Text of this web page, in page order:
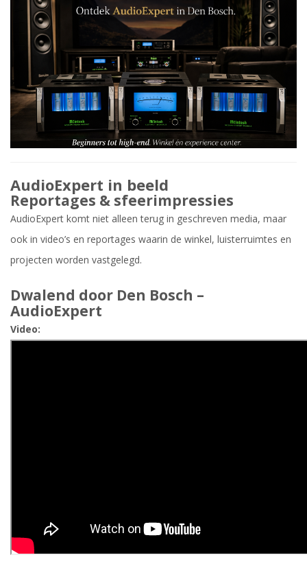
AudioExpert in beeld
Reportages & sfeerimpressies
AudioExpert komt niet alleen terug in geschreven media, maar
ook in video’s en reportages waarin de winkel, luisterruimtes en
projecten worden vastgelegd.
Dwalend door Den Bosch –
AudioExpert
Video: